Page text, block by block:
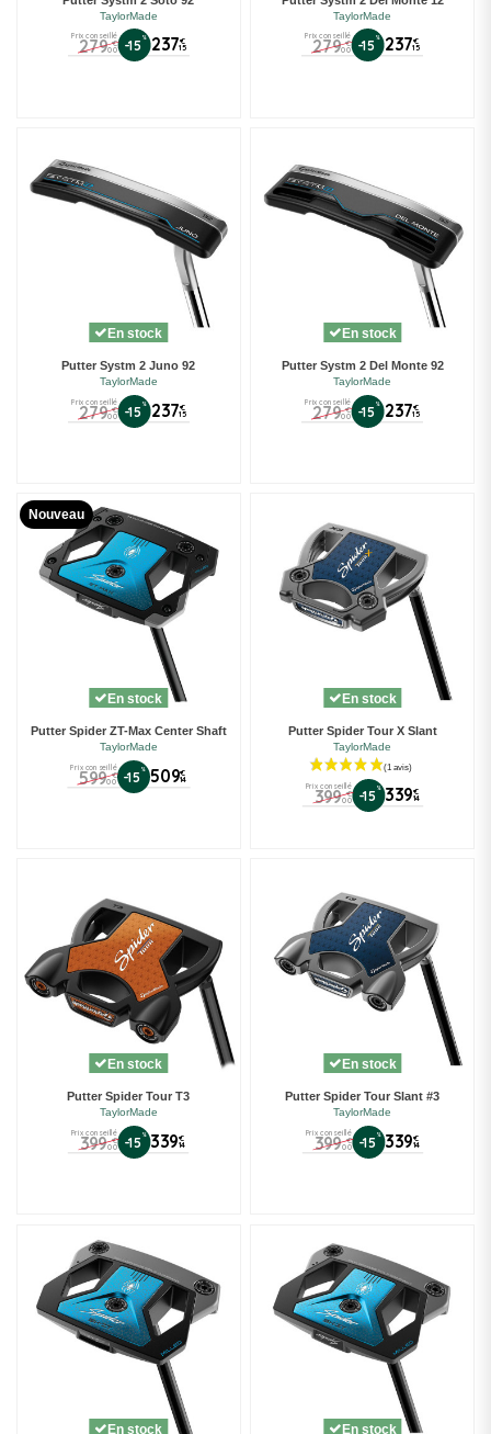
TaylorMade
Prix conseillé
279 €
00 -15 % 237€
15
TaylorMade
Prix conseillé
279 €
00 -15 % 237€
15
En stock
Putter Systm 2 Juno 92
TaylorMade
Prix conseillé
279 €
00 -15 % 237€
15
En stock
Putter Systm 2 Del Monte 92
TaylorMade
Prix conseillé
279 €
00 -15 % 237€
15
Nouveau
En stock
Putter Spider ZT-Max Center Shaft
TaylorMade
Prix conseillé
599 €
00 -15 % 509€
14
En stock
Putter Spider Tour X Slant
TaylorMade
Prix conseillé
399 €
00 -15 % 339€
14
En stock
Putter Spider Tour T3
TaylorMade
Prix conseillé
399 €
00 -15 % 339€
14
En stock
Putter Spider Tour Slant #3
TaylorMade
Prix conseillé
399 €
00 -15 % 339€
14
En stock En stock